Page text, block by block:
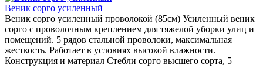
Веник сорго усиленный
Веник сорго усиленный проволокой (85см) Усиленный веник
сорго с проволочным креплением для тяжелой уборки улиц и
помещений. 5 рядов стальной проволоки, максимальная
жесткость. Работает в условиях высокой влажности.
Конструкция и материал Стебли сорго высшего сорта, 5